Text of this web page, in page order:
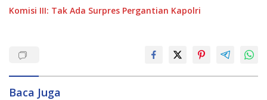
Komisi III: Tak Ada Surpres Pergantian Kapolri
Baca Juga